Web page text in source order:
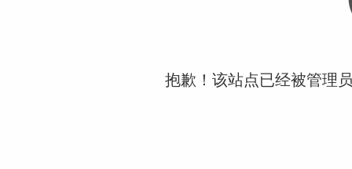
抱歉！该站点已经被管理